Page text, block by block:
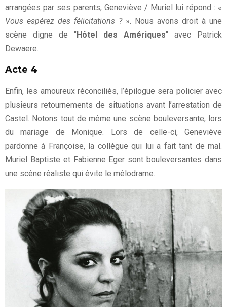
arrangées par ses parents, Geneviève / Muriel lui répond : «
Vous espérez des félicitations ?». Nous avons droit à une
scène digne de "Hôtel des Amériques" avec Patrick
Dewaere.
Acte 4
Enfin, les amoureux réconciliés, l’épilogue sera policier avec
plusieurs retournements de situations avant l’arrestation de
Castel. Notons tout de même une scène bouleversante, lors
du mariage de Monique. Lors de celle-ci, Geneviève
pardonne à Françoise, la collègue qui lui a fait tant de mal.
Muriel Baptiste et Fabienne Eger sont bouleversantes dans
une scène réaliste qui évite le mélodrame.